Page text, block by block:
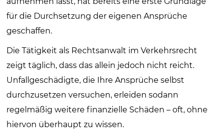
für die Durchsetzung der eigenen Ansprüche
geschaffen.
Die Tätigkeit als Rechtsanwalt im Verkehrsrecht
zeigt täglich, dass das allein jedoch nicht reicht.
Unfallgeschädigte, die Ihre Ansprüche selbst
durchzusetzen versuchen, erleiden sodann
regelmäßig weitere finanzielle Schäden – oft, ohne
hiervon überhaupt zu wissen.